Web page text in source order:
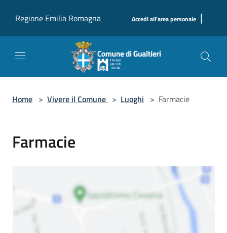
Regione Emilia Romagna
Accedi all'area personale |
Home > Vivere il Comune > Luoghi > Farmacie
Farmacie